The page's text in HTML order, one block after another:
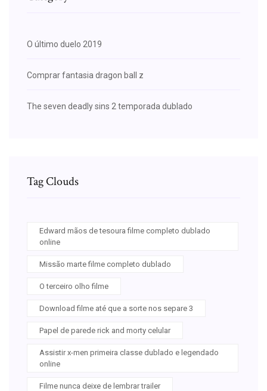
O último duelo 2019
Comprar fantasia dragon ball z
The seven deadly sins 2 temporada dublado
Tag Clouds
Edward mãos de tesoura filme completo dublado
online
Missão marte filme completo dublado
O terceiro olho filme
Download filme até que a sorte nos separe 3
Papel de parede rick and morty celular
Assistir x-men primeira classe dublado e legendado
online
Filme nunca deixe de lembrar trailer